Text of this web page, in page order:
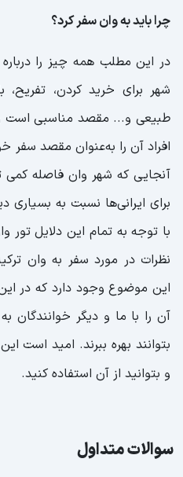
چرا باید به وان سفر کرد؟
در این مطلب همه چیز را
شهر برای خرید کردن، تفریح،
طبیعی و... مقصد مناسبی است
افراد آن را به‌عنوان مقصد سفر
آنجایی که شهر وان فاصله کمی
برای ایرانی‌ها نسبت به بسیاری
با توجه به تمام این دلایل
نظرات در مورد سفر به وان
این موضوع وجود دارد که در
آن را با ما و دیگر خوانندگان
بتوانند بهره ببرند. امید است
و بتوانید از آن استفاده کنید.
سوالات متداول